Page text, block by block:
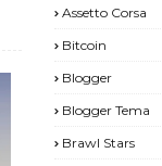
Assetto Corsa
Bitcoin
Blogger
Blogger Tema
Brawl Stars